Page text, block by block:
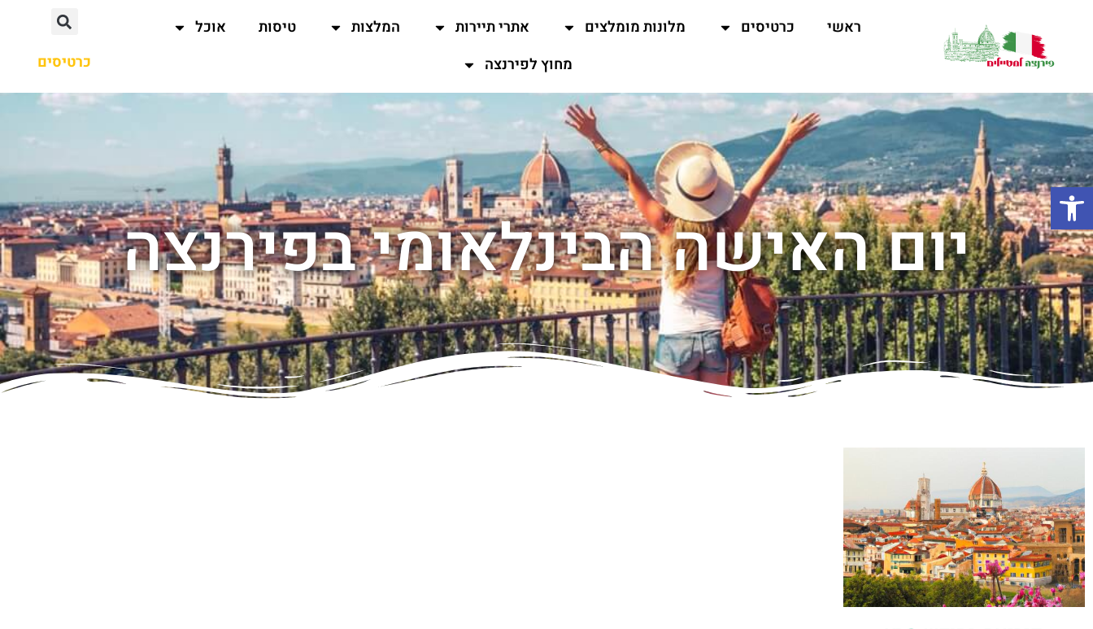
ראשי כרטיסים מלונות מומלצים אתרי תיירות המלצות טיסות
אוכל
מחוץ לפירנצה
כרטיסים
יום האישה הבינלאומי בפירנצה
פתח סרגל נגישות